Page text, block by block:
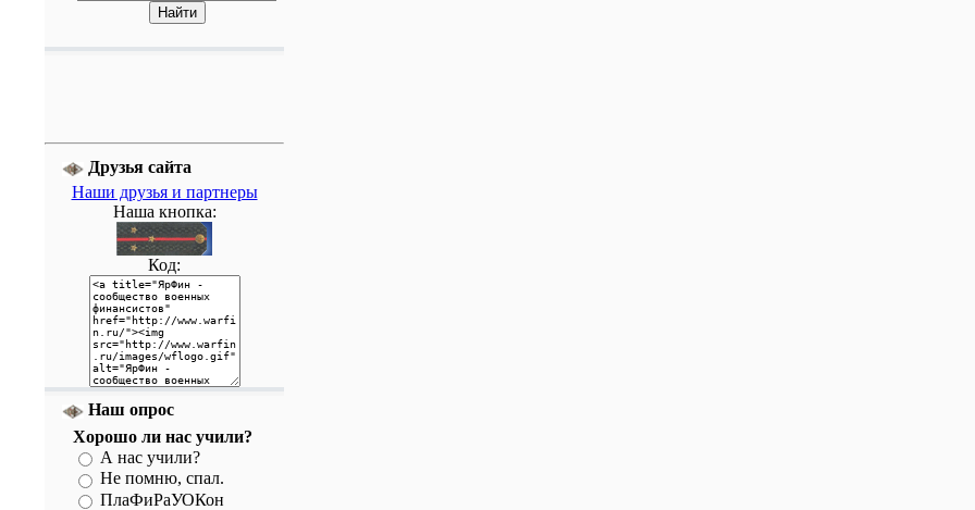
Друзья сайта
Наши друзья и партнеры
Наша кнопка:
Код:
Наш опрос
Хорошо ли нас учили?
А нас учили?
Не помню, спал.
ПлаФиРаУОКон